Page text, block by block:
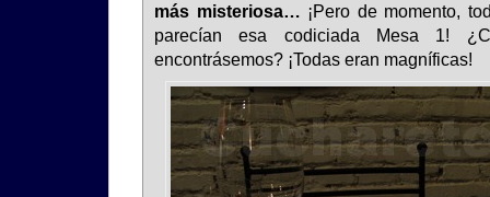
más misteriosa… ¡Pero de momento,
parecían esa codiciada Mesa 1!
encontrásemos? ¡Todas eran magníficas!